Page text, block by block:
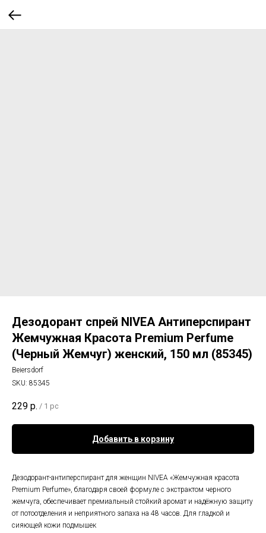
Дезодорант спрей NIVEA Антиперспирант
Жемчужная Красота Premium Perfume
(Черный Жемчуг) женский, 150 мл (85345)
Beiersdorf
SKU: 85345
229 р. / 1 pc
Добавить в корзину
Дезодорант-антиперспирант для женщин NIVEA «Жемчужная красота
Premium Perfume», благодаря своей формуле с экстрактом черного
жемчуга, обеспечивает премиальный стойкий аромат и надёжную защиту
от потоотделения и неприятного запаха на 48 часов. Для гладкой и
сияющей кожи подмышек